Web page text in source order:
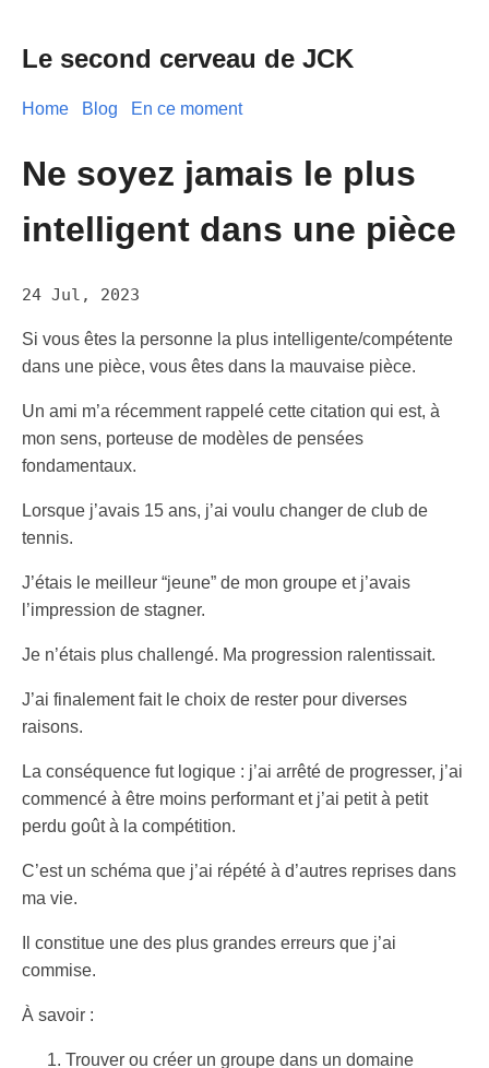
Le second cerveau de JCK
Home Blog En ce moment
Ne soyez jamais le plus
intelligent dans une pièce
24 Jul, 2023
Si vous êtes la personne la plus intelligente/compétente
dans une pièce, vous êtes dans la mauvaise pièce.
Un ami m’a récemment rappelé cette citation qui est, à
mon sens, porteuse de modèles de pensées
fondamentaux.
Lorsque j’avais 15 ans, j’ai voulu changer de club de
tennis.
J’étais le meilleur “jeune” de mon groupe et j’avais
l’impression de stagner.
Je n’étais plus challengé. Ma progression ralentissait.
J’ai finalement fait le choix de rester pour diverses
raisons.
La conséquence fut logique : j’ai arrêté de progresser, j’ai
commencé à être moins performant et j’ai petit à petit
perdu goût à la compétition.
C’est un schéma que j’ai répété à d’autres reprises dans
ma vie.
Il constitue une des plus grandes erreurs que j’ai
commise.
À savoir :
Trouver ou créer un groupe dans un domaine